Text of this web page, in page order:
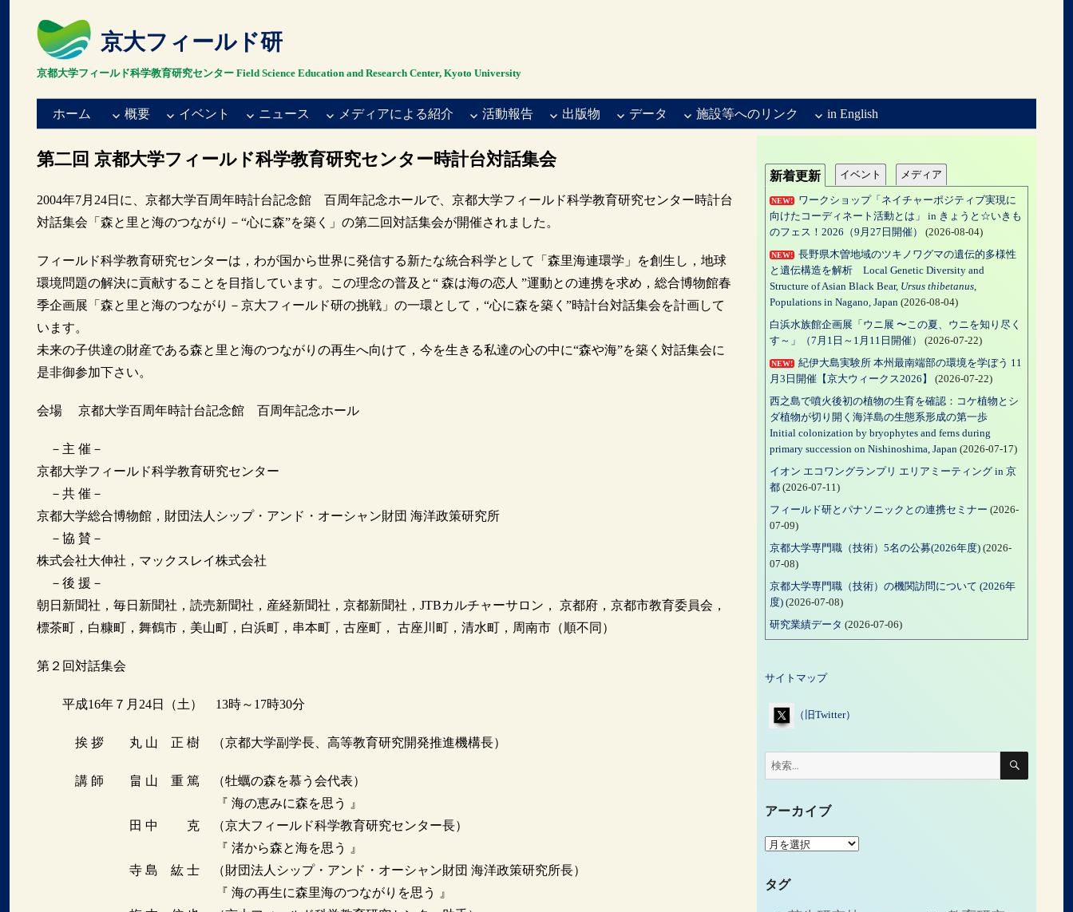
京大フィールド研
京都大学フィールド科学教育研究センター Field Science Education and Research Center, Kyoto University
ホーム 概要 イベント ニュース メディアによる紹介 活動報告 出版物 データ 施設等へのリンク in English
第二回 京都大学フィールド科学教育研究センター時計台対話集会
2004年7月24日に、京都大学百周年時計台記念館 百周年記念ホールで、京都大学フィールド科学教育研究センター時計台
対話集会「森と里と海のつながり－“心に森”を築く」の第二回対話集会が開催されました。
フィールド科学教育研究センターは，わが国から世界に発信する新たな統合科学として「森里海連環学」を創生し，地球
環境問題の解決に貢献することを目指しています。この理念の普及と“ 森は海の恋人 ”運動との連携を求め，総合博物館春
季企画展「森と里と海のつながり－京大フィールド研の挑戦」の一環として，“心に森を築く”時計台対話集会を計画して
います。
未来の子供達の財産である森と里と海のつながりの再生へ向けて，今を生きる私達の心の中に“森や海”を築く対話集会に
是非御参加下さい。
会場 京都大学百周年時計台記念館 百周年記念ホール
－主 催－
京都大学フィールド科学教育研究センター
－共 催－
京都大学総合博物館，財団法人シップ・アンド・オーシャン財団 海洋政策研究所
－協 賛－
株式会社大伸社，マックスレイ株式会社
－後 援－
朝日新聞社，毎日新聞社，読売新聞社，産経新聞社，京都新聞社，JTBカルチャーサロン， 京都府，京都市教育委員会，
標茶町，白糠町，舞鶴市，美山町，白浜町，串本町，古座町， 古座川町，清水町，周南市（順不同）
第２回対話集会
平成16年７月24日（土） 13時～17時30分
挨 拶 丸 山 正 樹 （京都大学副学長、高等教育研究開発推進機構長）
講 師 畠 山 重 篤 （牡蠣の森を慕う会代表）
『 海の恵みに森を思う 』
田 中 克 （京大フィールド科学教育研究センター長）
『 渚から森と海を思う 』
寺 島 紘 士 （財団法人シップ・アンド・オーシャン財団 海洋政策研究所長）
『 海の再生に森里海のつながりを思う 』
新着更新 イベント メディア
NEW!
ワークショップ「ネイチャーポジティブ実現に
向けたコーディネート活動とは」 in きょうと☆いきも
のフェス！2026（9月27日開催）
(2026-08-04)
NEW!
長野県木曽地域のツキノワグマの遺伝的多様性
と遺伝構造を解析 Local Genetic Diversity and
Structure of Asian Black Bear, Ursus thibetanus,
Populations in Nagano, Japan (2026-08-04)
白浜水族館企画展「ウニ展 〜この夏、ウニを知り尽く
す～」（7月1日～1月11日開催）
(2026-07-22)
NEW!
紀伊大島実験所 本州最南端部の環境を学ぼう 11
月3日開催【京大ウィークス2026】
(2026-07-22)
西之島で噴火後初の植物の生育を確認：コケ植物とシ
ダ植物が切り開く海洋島の生態系形成の第一歩
Initial colonization by bryophytes and ferns during
primary succession on Nishinoshima, Japan (2026-07-17)
イオン エコワングランプリ エリアミーティング in 京
都(2026-07-11)
フィールド研とパナソニックとの連携セミナー (2026-
07-09)
京都大学専門職（技術）5名の公募(2026年度)(2026-
07-08)
京都大学専門職（技術）の機関訪問について (2026年
度)(2026-07-08)
研究業績データ (2026-07-06)
サイトマップ
（旧Twitter）
検
検
アーカイブ
ア
カ
イ
タグ